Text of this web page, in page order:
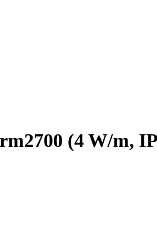
(4 W/m,